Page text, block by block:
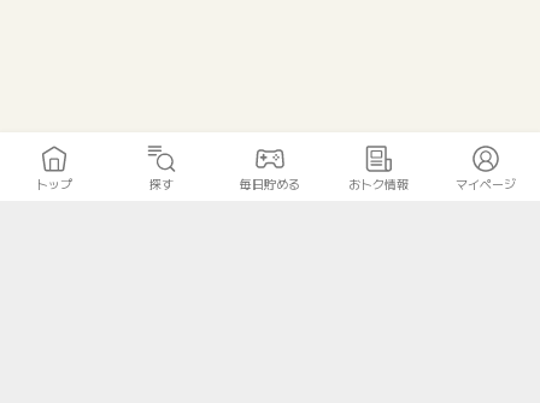
トップ 探す 毎日貯める おトク情報 マイページ